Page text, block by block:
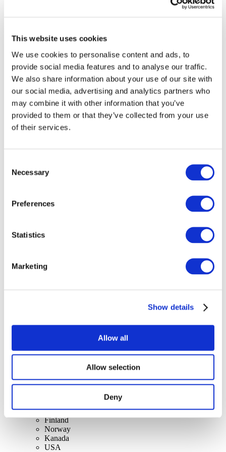
This website uses cookies
We use cookies to personalise content and ads, to
provide social media features and to analyse our traffic.
We also share information about your use of our site with
our social media, advertising and analytics partners who
may combine it with other information that you’ve
provided to them or that they’ve collected from your use
of their services.
Selection
Necessary
Preferences
Statistics
Marketing
Show details
Allow all
Allow selection
Deny
Concertos
Música pop
Alkalmaz
Összes országok
Espanha
Magyarország
Írország
Ausztria
Finland
Norway
Kanada
USA